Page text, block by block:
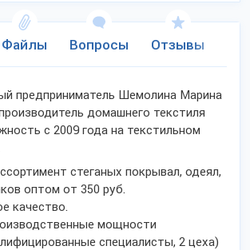
Файлы Вопросы Отзывы
предприниматель Шемолина Марина
домашнего текстиля
с 2009 года на текстильном
стеганых покрывал, одеял,
оптом от 350 руб.
качество.
мощности
специалисты, 2 цеха)